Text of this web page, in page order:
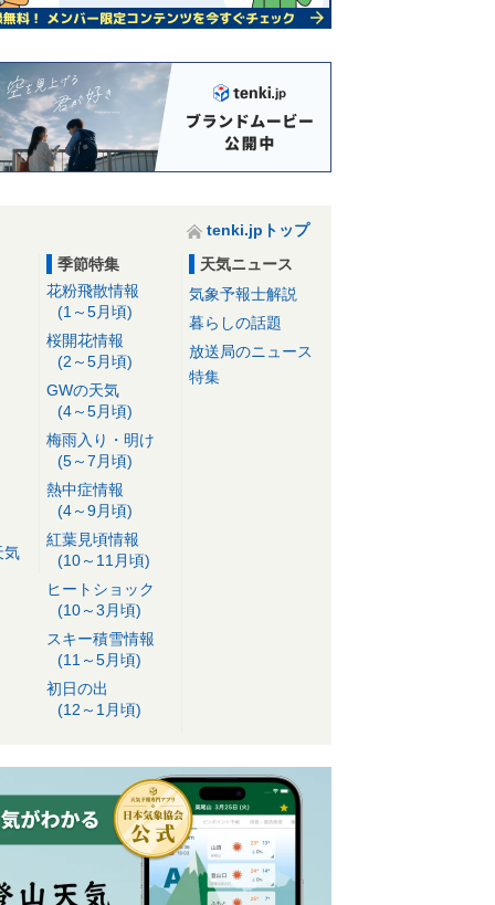
tenki.jpトップ
気
季節特集
花粉飛散情報
(1～5月頃)
桜開花情報
(2～5月頃)
GWの天気
(4～5月頃)
梅雨入り・明け
(5～7月頃)
熱中症情報
(4～9月頃)
紅葉見頃情報
(10～11月頃)
ヒートショック
(10～3月頃)
スキー積雪情報
(11～5月頃)
初日の出
(12～1月頃)
天気ニュース
気象予報士解説
暮らしの話題
放送局のニュース
特集